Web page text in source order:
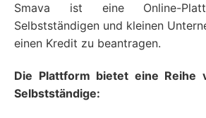
Smava ist eine Online-
Selbstständigen und kleinen
einen Kredit zu beantragen.
Die Plattform bietet eine Reihe
Selbstständige: